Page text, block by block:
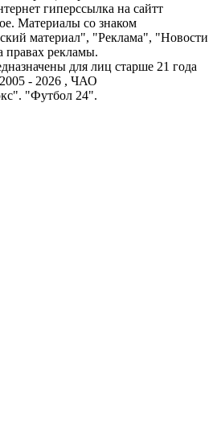
гиперссылка на сайтт
Материалы со знаком
материал", "Реклама", "Новости
рекламы.
для лиц старше 21 года
- 2026 , ЧАО
"Футбол 24".